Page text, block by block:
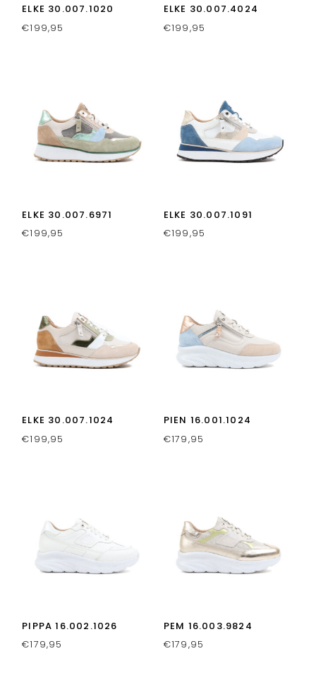
ELKE 30.007.1020
€199,95
ELKE 30.007.4024
€199,95
ELKE 30.007.6971
€199,95
ELKE 30.007.1091
€199,95
ELKE 30.007.1024
€199,95
PIEN 16.001.1024
€179,95
PIPPA 16.002.1026
€179,95
PEM 16.003.9824
€179,95